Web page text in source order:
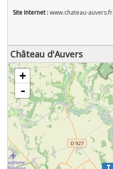
Site Internet :www.chateau-auvers.fr
Château d'Auvers
chargement de la carte - veuillez patienter...
+
-